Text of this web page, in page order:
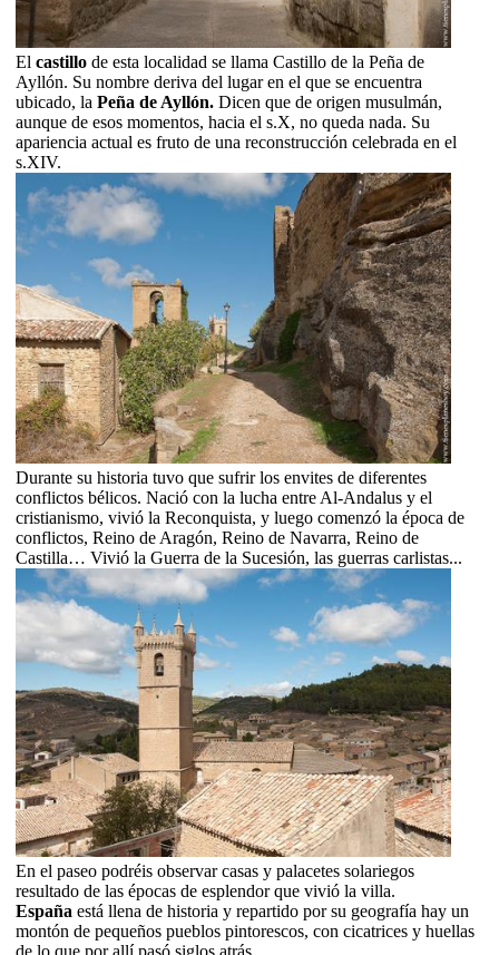
El castillo de esta localidad se llama Castillo de la Peña de
Ayllón. Su nombre deriva del lugar en el que se encuentra
ubicado, la Peña de Ayllón. Dicen que de origen musulmán,
aunque de esos momentos, hacia el s.X, no queda nada. Su
apariencia actual es fruto de una reconstrucción celebrada en el
s.XIV.
Durante su historia tuvo que sufrir los envites de diferentes
conflictos bélicos. Nació con la lucha entre Al-Andalus y el
cristianismo, vivió la Reconquista, y luego comenzó la época de
conflictos, Reino de Aragón, Reino de Navarra, Reino de
Castilla… Vivió la Guerra de la Sucesión, las guerras carlistas...
En el paseo podréis observar casas y palacetes solariegos
resultado de las épocas de esplendor que vivió la villa.
España está llena de historia y repartido por su geografía hay un
montón de pequeños pueblos pintorescos, con cicatrices y huellas
de lo que por allí pasó siglos atrás.